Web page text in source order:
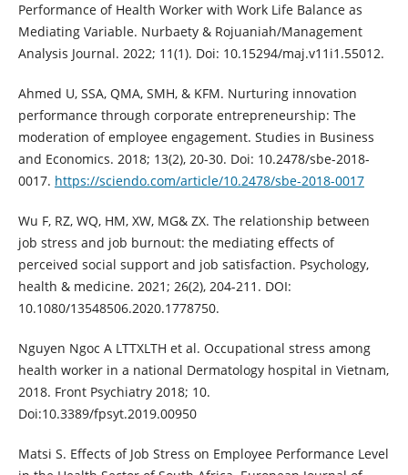
Performance of Health Worker with Work Life Balance as
Mediating Variable. Nurbaety & Rojuaniah/Management
Analysis Journal. 2022; 11(1). Doi: 10.15294/maj.v11i1.55012.
Ahmed U, SSA, QMA, SMH, & KFM. Nurturing innovation
performance through corporate entrepreneurship: The
moderation of employee engagement. Studies in Business
and Economics. 2018; 13(2), 20-30. Doi: 10.2478/sbe-2018-
0017. https://sciendo.com/article/10.2478/sbe-2018-0017
Wu F, RZ, WQ, HM, XW, MG& ZX. The relationship between
job stress and job burnout: the mediating effects of
perceived social support and job satisfaction. Psychology,
health & medicine. 2021; 26(2), 204-211. DOI:
10.1080/13548506.2020.1778750.
Nguyen Ngoc A LTTXLTH et al. Occupational stress among
health worker in a national Dermatology hospital in Vietnam,
2018. Front Psychiatry 2018; 10.
Doi:10.3389/fpsyt.2019.00950
Matsi S. Effects of Job Stress on Employee Performance Level